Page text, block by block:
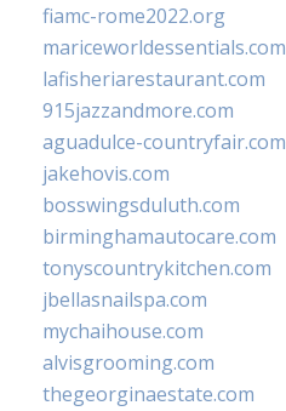
fiamc-rome2022.org
mariceworldessentials.com
lafisheriarestaurant.com
915jazzandmore.com
aguadulce-countryfair.com
jakehovis.com
bosswingsduluth.com
birminghamautocare.com
tonyscountrykitchen.com
jbellasnailspa.com
mychaihouse.com
alvisgrooming.com
thegeorginaestate.com